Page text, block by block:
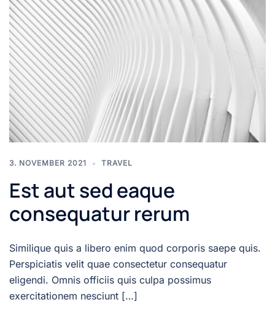
3. NOVEMBER 2021 TRAVEL
Est aut sed eaque
consequatur rerum
Similique quis a libero enim quod corporis saepe quis.
Perspiciatis velit quae consectetur consequatur
eligendi. Omnis officiis quis culpa possimus
exercitationem nesciunt […]